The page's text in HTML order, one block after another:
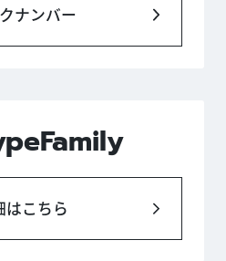
ナンバー
はこちら